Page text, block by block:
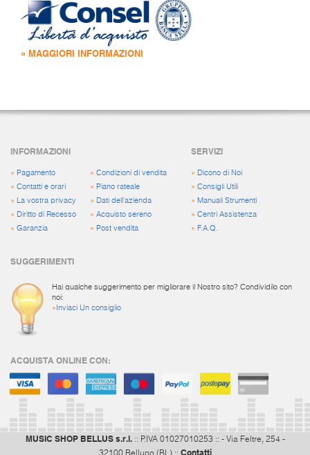
» MAGGIORI INFORMAZIONI
INFORMAZIONI
» Pagamento
» Contatti e orari
» La vostra privacy
» Diritto di Recesso
» Garanzia
» Condizioni di vendita
» Piano rateale
» Dati dell'azienda
» Acquisto sereno
» Post vendita
SERVIZI
» Dicono di Noi
»Consigli Utili
» Manuali Strumenti
»Centri Assistenza
» F.A.Q.
SUGGERIMENTI
Hai qualche suggerimento per migliorare il Nostro sito? Condividilo con
noi:
» Inviaci Un consiglio
ACQUISTA ONLINE CON:
MUSIC SHOP BELLUS s.r.l.:: P.IVA 01027010253 :: - Via Feltre, 254 -
Contatti